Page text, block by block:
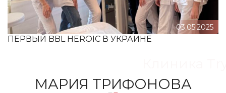
03.05.2025
ПЕРВЫЙ BBL HEROIC В УКРАИНЕ
МАРИЯ ТРИФОНОВА